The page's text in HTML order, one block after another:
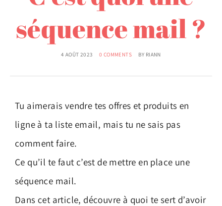
expérience client et
communication
séquence mail ?
4 AOÛT 2023 0 COMMENTS BY RIANN
Tu aimerais vendre tes offres et produits en
ligne à ta liste email, mais tu ne sais pas
comment faire.
Ce qu’il te faut c’est de mettre en place une
séquence mail.
Dans cet article, découvre à quoi te sert d’avoir